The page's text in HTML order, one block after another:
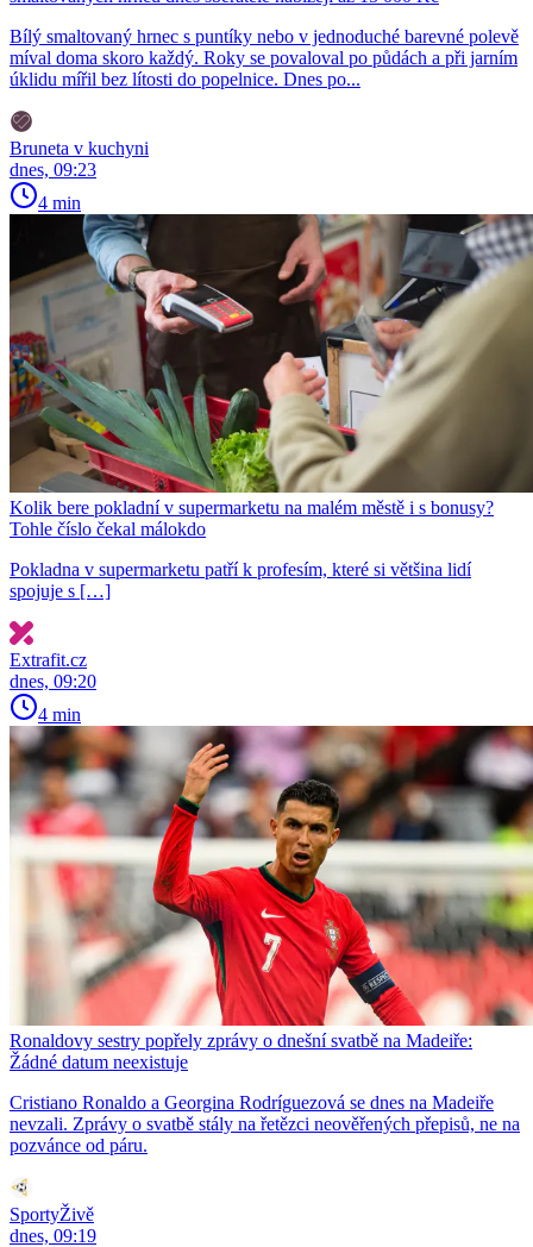
Bílý smaltovaný hrnec s puntíky nebo v jednoduché barevné polevě
míval doma skoro každý. Roky se povaloval po půdách a při jarním
úklidu mířil bez lítosti do popelnice. Dnes po...
Bruneta v kuchyni
dnes, 09:23
4 min
Kolik bere pokladní v supermarketu na malém městě i s bonusy?
Tohle číslo čekal málokdo
Pokladna v supermarketu patří k profesím, které si většina lidí
spojuje s […]
Extrafit.cz
dnes, 09:20
4 min
Ronaldovy sestry popřely zprávy o dnešní svatbě na Madeiře:
Žádné datum neexistuje
Cristiano Ronaldo a Georgina Rodríguezová se dnes na Madeiře
nevzali. Zprávy o svatbě stály na řetězci neověřených přepisů, ne na
pozvánce od páru.
SportyŽivě
dnes, 09:19